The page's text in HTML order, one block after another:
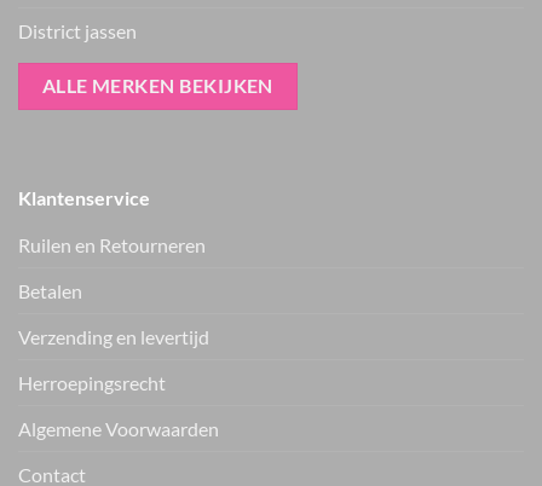
District jassen
ALLE MERKEN BEKIJKEN
Klantenservice
Ruilen en Retourneren
Betalen
Verzending en levertijd
Herroepingsrecht
Algemene Voorwaarden
Contact